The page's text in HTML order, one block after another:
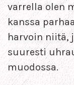
varrella olen
kanssa
harvoin niitä,
suuresti
muodossa.